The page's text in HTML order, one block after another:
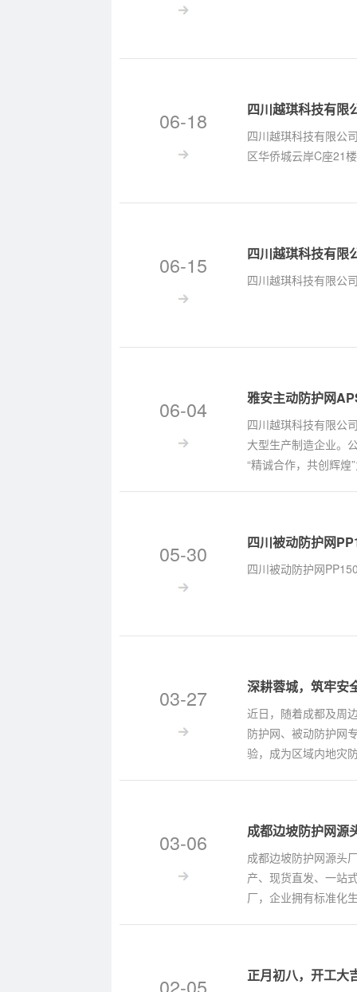
06-18 四川越琪科技有限
四川越琪科技有限公
区华侨城云岸C座21楼
06-15 四川越琪科技有限
四川越琪科技有限公
06-04 雅安主动防护网
四川越琪科技有限公
大型生产制造企业。
“精诚合作，共创辉
05-30 四川被动防护网
四川被动防护网
03-27 深耕蓉城，筑牢
近日，随着成都及周
防护网、被动防护网
验，成为区域内地灾
03-06 成都边坡防护网源
成都边坡防护网源头
产、现货直发、一站
厂，企业拥有标准化
02-05 正月初八，开工大